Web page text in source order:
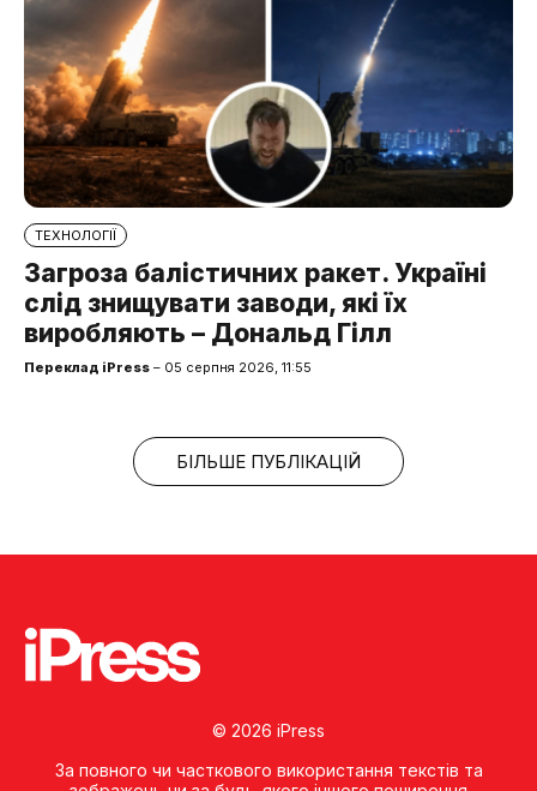
ТЕХНОЛОГІЇ
Загроза балістичних ракет. Україні
слід знищувати заводи, які їх
виробляють – Дональд Гілл
Переклад iPress – 05 серпня 2026, 11:55
БІЛЬШЕ ПУБЛІКАЦІЙ
© 2026 iPress
За повного чи часткового використання текстів та